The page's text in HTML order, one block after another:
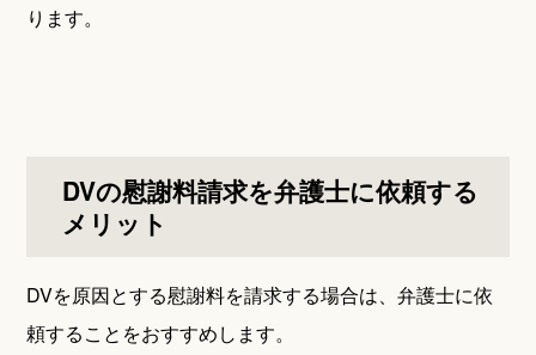
ります。
DVの慰謝料請求を弁護士に依頼する
メリット
DVを原因とする慰謝料を請求する場合は、弁護士に依
頼することをおすすめします。